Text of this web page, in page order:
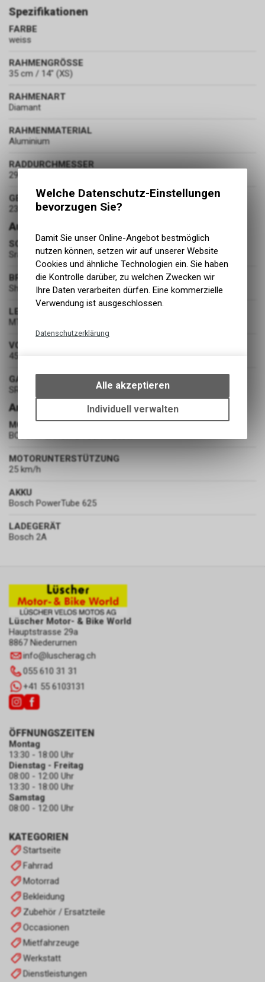
Spezifikationen
FARBE
weiss
RAHMENGRÖSSE
35 cm / 14" (XS)
RAHMENART
Diamant
RAHMENMATERIAL
Aluminium
RADDURCHMESSER
29 Zoll
GEWICHT
23 kg
Ausstattung
SCHALTUNG
Sram SX Eagle 12-Gang
BREMSEN
Shimano BR-MT420 180/180
LENKER
MTB Rise
VORBAU
45mm
GABEL
SR Suntour XCR34 Air (120 mm)
Antrieb
MOTOR
BOSCH PERF.CX G4 85NM 250W
MOTORUNTERSTÜTZUNG
25 km/h
AKKU
Bosch PowerTube 625
LADEGERÄT
Bosch 2A
Lüscher Motor- & Bike World
Hauptstrasse 29a
8867 Niederurnen
info@luscherag.ch
055 610 31 31
+41 55 6103131
KATEGORIEN
Startseite
Fahrrad
Motorrad
Bekleidung
Zubehör / Ersatzteile
Occasionen
Mietfahrzeuge
Werkstatt
Dienstleistungen
ÖFFNUNGSZEITEN
Montag
13:30 - 18:00 Uhr
Dienstag - Freitag
08:00 - 12:00 Uhr
13:30 - 18:00 Uhr
Samstag
08:00 - 12:00 Uhr
Welche Datenschutz-Einstellungen
bevorzugen Sie?
Damit Sie unser Online-Angebot bestmöglich
nutzen können, setzen wir auf unserer Website
Cookies und ähnliche Technologien ein. Sie haben
die Kontrolle darüber, zu welchen Zwecken wir
Ihre Daten verarbeiten dürfen. Eine kommerzielle
Verwendung ist ausgeschlossen.
Datenschutzerklärung
bestimmte Interaktionen und
Einstellungen auf Ihrem Gerät,
um die grundlegenden
Funktionen unseres Online-
ermöglichen. Bitte beachten Sie,
zulassen.
Alle akzeptieren
Individuell verwalten